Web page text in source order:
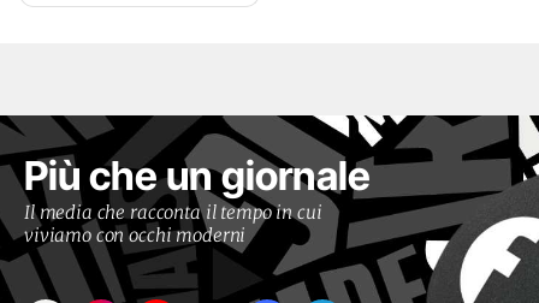
Più che un giornale
Il media che racconta il tempo in cui
viviamo con occhi moderni